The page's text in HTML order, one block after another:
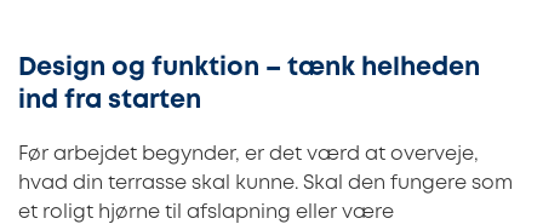
Design og funktion – tænk helheden
ind fra starten
Før arbejdet begynder, er det værd at overveje,
hvad din terrasse skal kunne. Skal den fungere som
et roligt hjørne til afslapning eller være